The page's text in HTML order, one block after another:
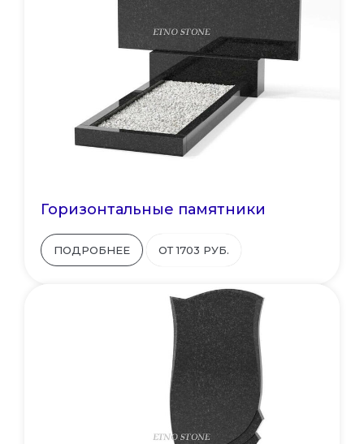
Горизонтальные памятники
ПОДРОБНЕЕ ОТ 1703 РУБ.